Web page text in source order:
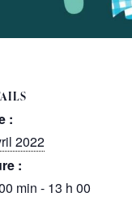
:
2022
:
min - 13 h 00